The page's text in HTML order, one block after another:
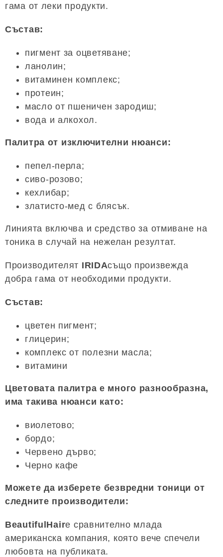
гама от леки продукти.
Състав:
пигмент за оцветяване;
ланолин;
витаминен комплекс;
протеин;
масло от пшеничен зародиш;
вода и алкохол.
Палитра от изключителни нюанси:
пепел-перла;
сиво-розово;
кехлибар;
златисто-мед с блясък.
Линията включва и средство за отмиване на
тоника в случай на нежелан резултат.
Производителят IRIDAсъщо произвежда
добра гама от необходими продукти.
Състав:
цветен пигмент;
глицерин;
комплекс от полезни масла;
витамини
Цветовата палитра е много разнообразна,
има такива нюанси като:
виолетово;
бордо;
Червено дърво;
Черно кафе
Можете да изберете безвредни тоници от
следните производители:
BeautifulHairе сравнително млада
американска компания, която вече спечели
любовта на публиката.